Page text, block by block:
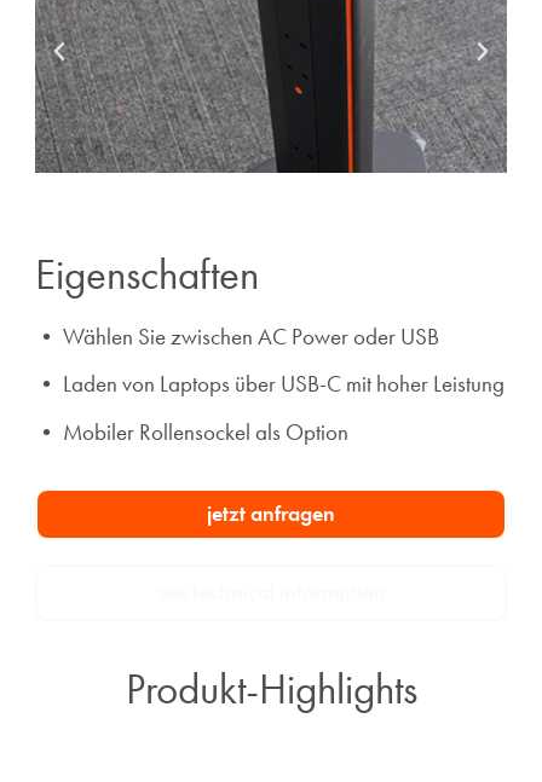
Eigenschaften
• Wählen Sie zwischen AC Power oder USB
• Laden von Laptops über USB-C mit hoher Leistung
• Mobiler Rollensockel als Option
jetzt anfragen
Produkt-Highlights